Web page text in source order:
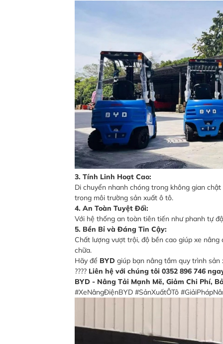
3. Tính Linh Hoạt Cao:
Di chuyển nhanh chóng trong không gian
trong môi trường sản xuất ô tô.
4. An Toàn Tuyệt Đối:
Với hệ thống an toàn tiên tiến như phanh tự
5. Bền Bỉ và Đáng Tin Cậy:
Chất lượng vượt trội, độ bền cao giúp xe
chữa.
Hãy để BYD giúp bạn nâng tầm quy trình
???? Liên hệ với chúng tôi 0352 896 746
BYD - Nâng Tải Mạnh Mẽ, Giảm Chi Phí,
#XeNângĐiệnBYD #SảnXuấtÔTô